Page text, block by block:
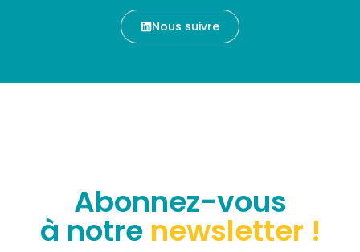
Nous suivre
Abonnez-vous
à notre newsletter !